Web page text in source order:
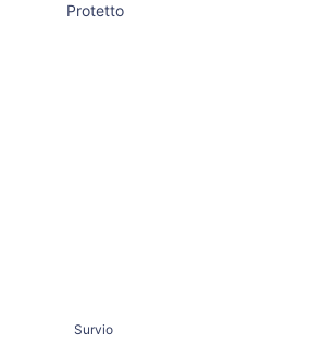
Protetto
Survio